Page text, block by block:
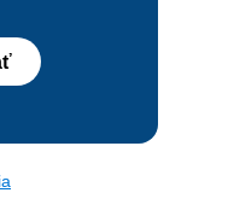
dochádza